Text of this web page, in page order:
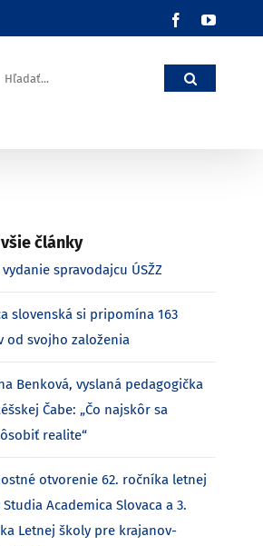
Facebook
články
vydanie spravodajcu ÚSŽZ
slovenská si pripomína 163
od svojho založenia
Benková, vyslaná pedagogička
Čabe: „Čo najskôr sa
realite“
otvorenie 62. ročníka letnej
Academica Slovaca a 3.
Letnej školy pre krajanov-